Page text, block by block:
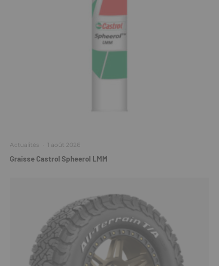
Actualités · 1 août 2026
Graisse Castrol Spheerol LMM